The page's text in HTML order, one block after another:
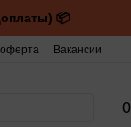
📦
Вакансии